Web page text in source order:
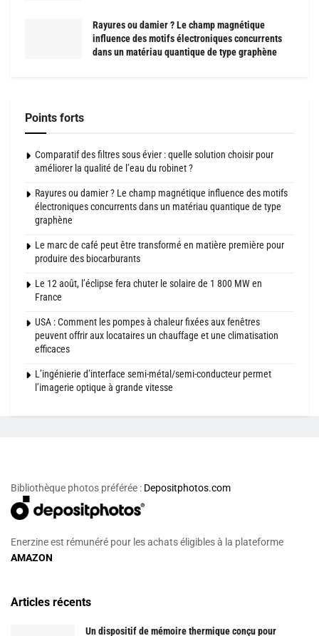
Rayures ou damier ? Le champ magnétique
influence des motifs électroniques concurrents
dans un matériau quantique de type graphène
Points forts
Comparatif des filtres sous évier : quelle solution choisir pour
améliorer la qualité de l’eau du robinet ?
Rayures ou damier ? Le champ magnétique influence des motifs
électroniques concurrents dans un matériau quantique de type
graphène
Le marc de café peut être transformé en matière première pour
produire des biocarburants
Le 12 août, l’éclipse fera chuter le solaire de 1 800 MW en
France
USA : Comment les pompes à chaleur fixées aux fenêtres
peuvent offrir aux locataires un chauffage et une climatisation
efficaces
L’ingénierie d’interface semi-métal/semi-conducteur permet
l’imagerie optique à grande vitesse
Bibliothèque photos préférée : Depositphotos.com
Enerzine est rémunéré pour les achats éligibles à la plateforme
AMAZON
Articles récents
Un dispositif de mémoire thermique conçu pour